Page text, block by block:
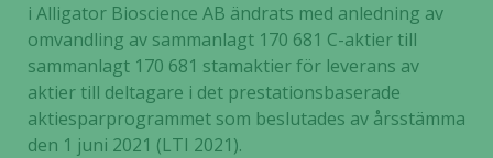
i Alligator Bioscience AB ändrats med anledning av
omvandling av sammanlagt 170 681 C-aktier till
sammanlagt 170 681 stamaktier för leverans av
aktier till deltagare i det prestationsbaserade
aktiesparprogrammet som beslutades av årsstämma
den 1 juni 2021 (LTI 2021).